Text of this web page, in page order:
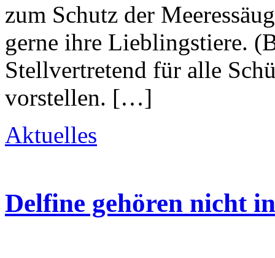
zum Schutz der
gerne ihre Lieblingstiere.
Stellvertretend für alle
vorstellen. […]
Aktuelles
Delfine gehören nicht